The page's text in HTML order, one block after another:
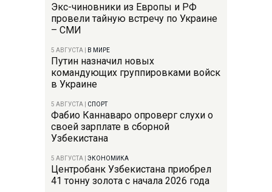
Экс-чиновники из Европы и РФ
провели тайную встречу по Украине
– СМИ
5 АВГУСТА В МИРЕ
Путин назначил новых
командующих группировками войск
в Украине
5 АВГУСТА СПОРТ
Фабио Каннаваро опроверг слухи о
своей зарплате в сборной
Узбекистана
5 АВГУСТА ЭКОНОМИКА
Центробанк Узбекистана приобрел
41 тонну золота с начала 2026 года